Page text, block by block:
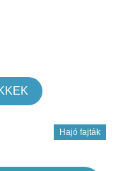
Hajó fajták